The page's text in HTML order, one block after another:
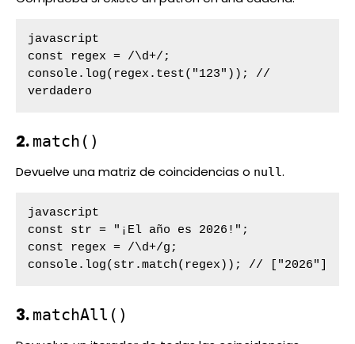
javascript
const regex = /\d+/;
console.log(regex.test("123")); //
verdadero
2. match()
Devuelve una matriz de coincidencias o null.
javascript
const str = "¡El año es 2026!";
const regex = /\d+/g;
console.log(str.match(regex)); // ["2026"]
3. matchAll()